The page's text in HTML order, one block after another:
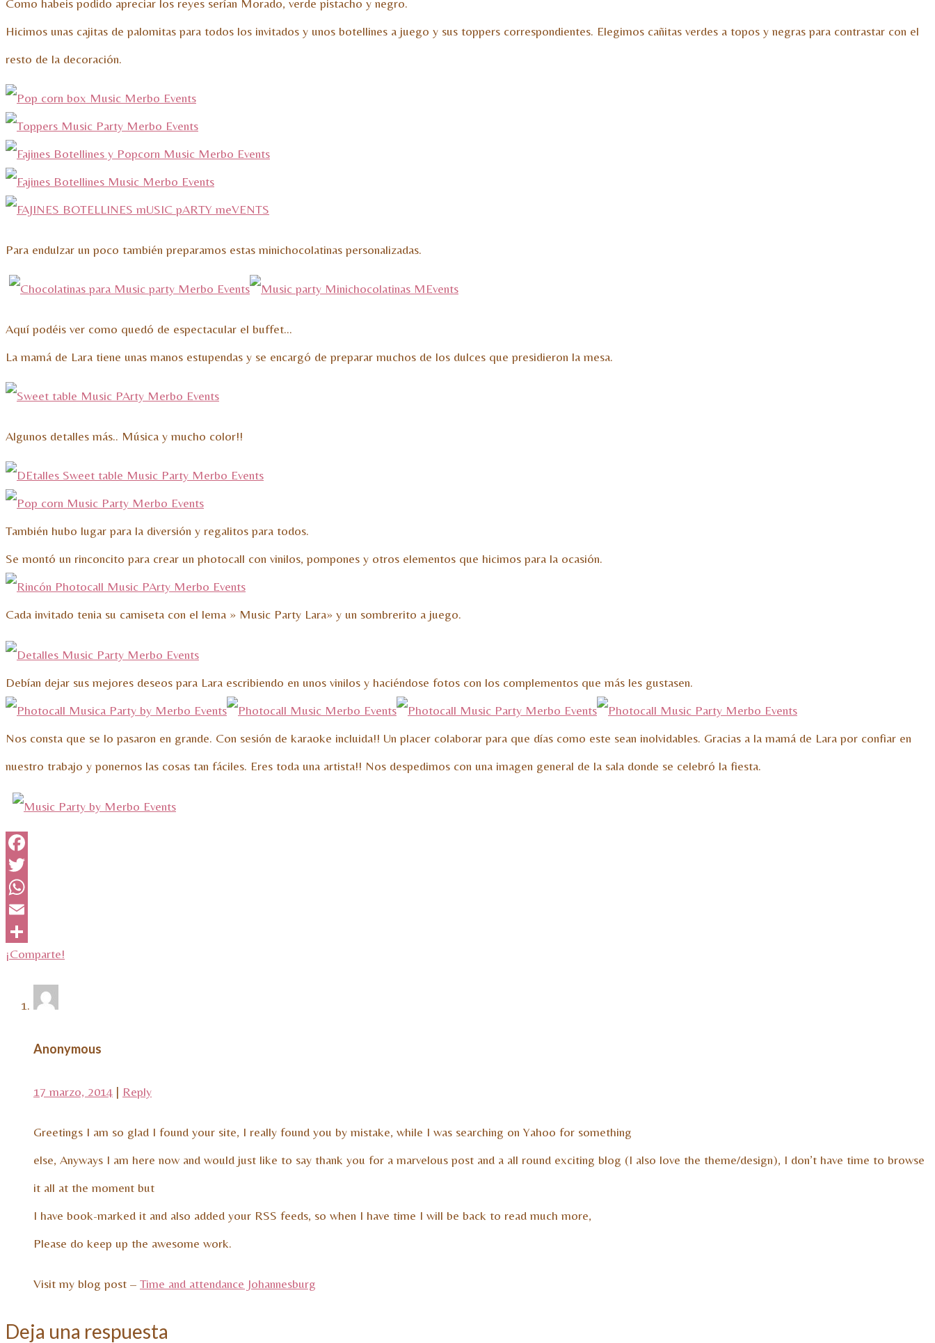
Como habeis podido apreciar los reyes serían Morado, verde pistacho y negro.
Hicimos unas cajitas de palomitas para todos los invitados y unos botellines a juego y sus toppers correspondientes. Elegimos cañitas verdes a topos y negras para contrastar con el
resto de la decoración.
Para endulzar un poco también preparamos estas minichocolatinas personalizadas.
Aquí podéis ver como quedó de espectacular el buffet…
La mamá de Lara tiene unas manos estupendas y se encargó de preparar muchos de los dulces que presidieron la mesa.
Algunos detalles más.. Música y mucho color!!
También hubo lugar para la diversión y regalitos para todos.
Se montó un rinconcito para crear un photocall con vinilos, pompones y otros elementos que hicimos para la ocasión.
Cada invitado tenia su camiseta con el lema » Music Party Lara» y un sombrerito a juego.
Debían dejar sus mejores deseos para Lara escribiendo en unos vinilos y haciéndose fotos con los complementos que más les gustasen.
Nos consta que se lo pasaron en grande. Con sesión de karaoke incluida!! Un placer colaborar para que días como este sean inolvidables. Gracias a la mamá de Lara por confiar en
nuestro trabajo y ponernos las cosas tan fáciles. Eres toda una artista!! Nos despedimos con una imagen general de la sala donde se celebró la fiesta.
Facebook
Twitter
WhatsApp
Email
¡Comparte!
Anonymous
17 marzo, 2014 | Reply
Greetings I am so glad I found your site, I really found you by mistake, while I was searching on Yahoo for something
else, Anyways I am here now and would just like to say thank you for a marvelous post and a all round exciting blog (I also love the theme/design), I don’t have time to browse
it all at the moment but
I have book-marked it and also added your RSS feeds, so when I have time I will be back to read much more,
Please do keep up the awesome work.
Visit my blog post – Time and attendance Johannesburg
Deja una respuesta